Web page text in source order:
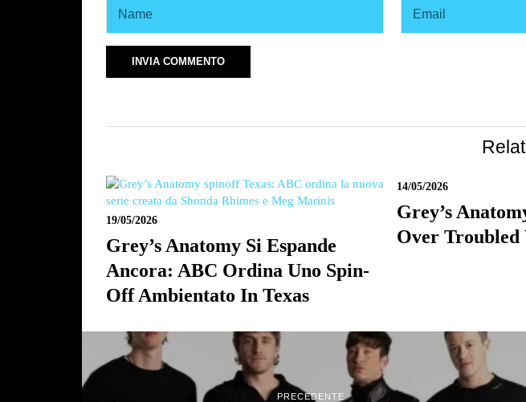
19/05/2026
Grey’s Anatomy Si Espande
Ancora: ABC Ordina Uno Spin-
Off Ambientato In Texas
14/05/2026
Grey’s
Over Troubled
PRECEDENTE